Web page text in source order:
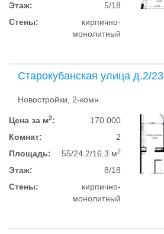
Этаж:
5/18
Стены:
кирпично-
монолитный
Старокубанская улица д.2/23
Новостройки, 2-комн.
Цена за м2:
170 000
Комнат:
2
Площадь:
55/24.2/16.3 м2
Этаж:
8/18
Стены:
кирпично-
монолитный